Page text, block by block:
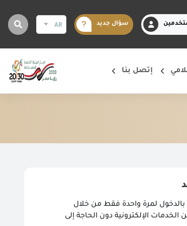
سؤال جديد AR
إتصل بنا
بالدخول لمرة واحدة فقط من خلال
الإلكترونية دون الحاجة إلى